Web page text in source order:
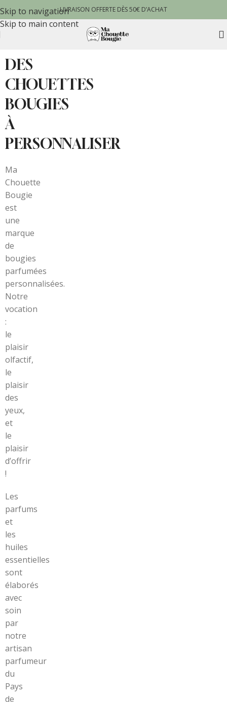
Skip to navigation
Skip to main content
LIVRAISON OFFERTE DÈS 50€ D’ACHAT
DES
CHOUETTES
BOUGIES
À
PERSONNALISER
Ma
Chouette
Bougie
est
une
marque
de
bougies
parfumées
personnalisées.
Notre
vocation
:
le
plaisir
olfactif,
le
plaisir
des
yeux,
et
le
plaisir
d’offrir
!
Les
parfums
et
les
huiles
essentielles
sont
élaborés
avec
soin
par
notre
artisan
parfumeur
du
Pays
de